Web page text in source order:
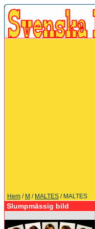
Hem / M / MALTES / MALTES
Slumpmässig bild